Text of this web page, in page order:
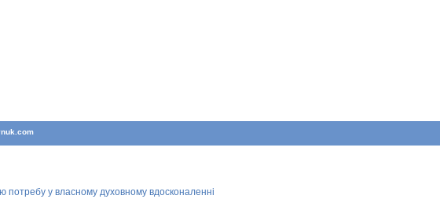
потребу у власному духовному вдосконаленні